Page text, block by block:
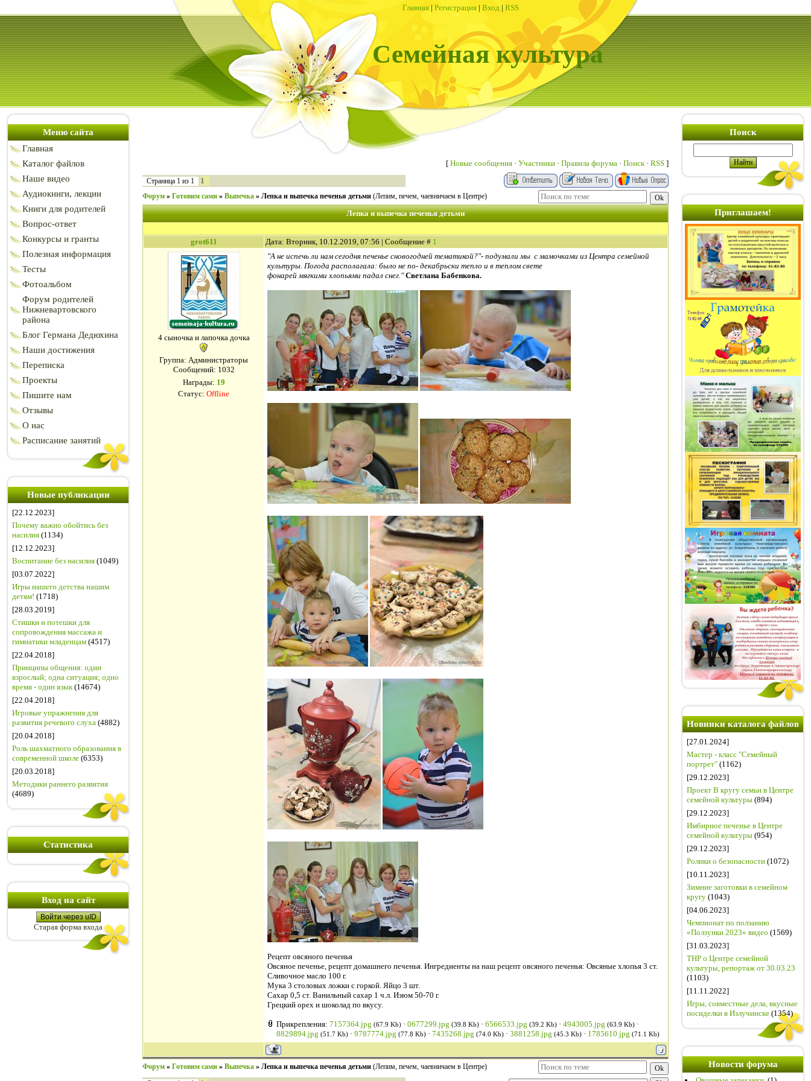
Главная | Регистрация | Вход | RSS
Семейная культура
Меню сайта
Главная
Каталог файлов
Наше видео
Аудиокниги, лекции
Книги для родителей
Вопрос-ответ
Конкурсы и гранты
Полезная информация
Тесты
Фотоальбом
Форум родителей
Нижневартовского
района
Блог Германа Дедюхина
Наши достижения
Переписка
Проекты
Пишите нам
Отзывы
О нас
Расписание занятий
Новые публикации
[22.12.2023]
Почему важно обойтись без
насилия (1134)
[12.12.2023]
Воспитание без насилия (1049)
[03.07.2022]
Игры нашего детства нашим
детям! (1718)
[28.03.2019]
Стишки и потешки для
сопровождения массажа и
гимнатики младенцам (4517)
[22.04.2018]
Принципы общения: один
взрослый; одна ситуация; одно
время - один язык(14674)
[22.04.2018]
Игровые упражнения для
развития речевого слуха (4882)
[20.04.2018]
Роль шахматного образования в
современной школе (6353)
[20.03.2018]
Методики раннего развития
(4689)
Статистика
Вход на сайт
Войти через uID
Старая форма входа
[ Новые сообщения · Участники · Правила форума · Поиск· RSS ]
Страница 1 из 1 1
Форум » Готовим сами » Выпечка » Лепка и выпечка печенья детьми (Лепим, печем, чаевничаем в Центре)
Лепка и выпечка печенья детьми
grot611 Дата: Вторник, 10.12.2019, 07:56 | Сообщение # 1
4 сыночка и лапочка дочка
Группа: Администраторы
Сообщений: 1032
Награды: 19
Статус: Offline
"А не испечь ли нам сегодня печенье сновогодней тематикой?"- подумали мы с мамочками из Центра семейной
культуры. Погода располагала: было не по- декабрьски тепло и в теплом свете
фонарей мягкими хлопьями падал снег." Светлана Бабенкова.
Рецепт овсяного печенья
Овсяное печенье, рецепт домашнего печенья. Ингредиенты на наш рецепт овсяного печенья: Овсяные хлопья 3 ст.
Сливочное масло 100 г.
Мука 3 столовых ложки с горкой. Яйцо 3 шт.
Сахар 0,5 ст. Ванильный сахар 1 ч.л. Изюм 50-70 г.
Грецкий орех и шоколад по вкусу.
Прикрепления: 7157364.jpg (67.9 Kb) · 0677299.jpg (39.8 Kb) · 6566533.jpg (39.2 Kb) · 4943005.jpg (63.9 Kb) ·
8829894.jpg (51.7 Kb) · 9787774.jpg (77.8 Kb) · 7435268.jpg (74.0 Kb) · 3881258.jpg (45.3 Kb) · 1785610.jpg (71.1 Kb)
Форум » Готовим сами » Выпечка » Лепка и выпечка печенья детьми (Лепим, печем, чаевничаем в Центре)
Поиск
Приглашаем!
Новинки каталога файлов
[27.01.2024]
Мастер - класс "Семейный
портрет" (1162)
[29.12.2023]
Проект В кругу семьи в Центре
семейной культуры (894)
[29.12.2023]
Имбирное печенье в Центре
семейной культуры (954)
[29.12.2023]
Ролики о безопасности (1072)
[10.11.2023]
Зимние заготовки в семейном
кругу (1043)
[04.06.2023]
Чемпионат по ползанию
«Ползунки 2023» видео (1569)
[31.03.2023]
ТНР о Центре семейной
культуры, репортаж от 30.03.23
(1103)
[11.11.2022]
Игры, совместные дела, вкусные
посиделки в Излучинске (1354)
Новости форума